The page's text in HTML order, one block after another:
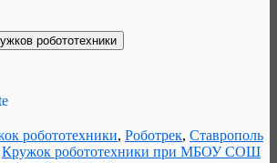
робототехники, Роботрек, Ставрополь
Кружок робототехники при МБОУ СОШ